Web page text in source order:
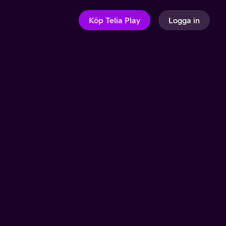
Köp Telia Play Logga in